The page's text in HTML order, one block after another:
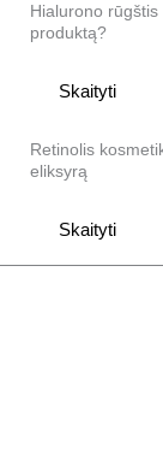
Hialurono
produktą?
Skaityti
Retinolis
eliksyrą
Skaityti